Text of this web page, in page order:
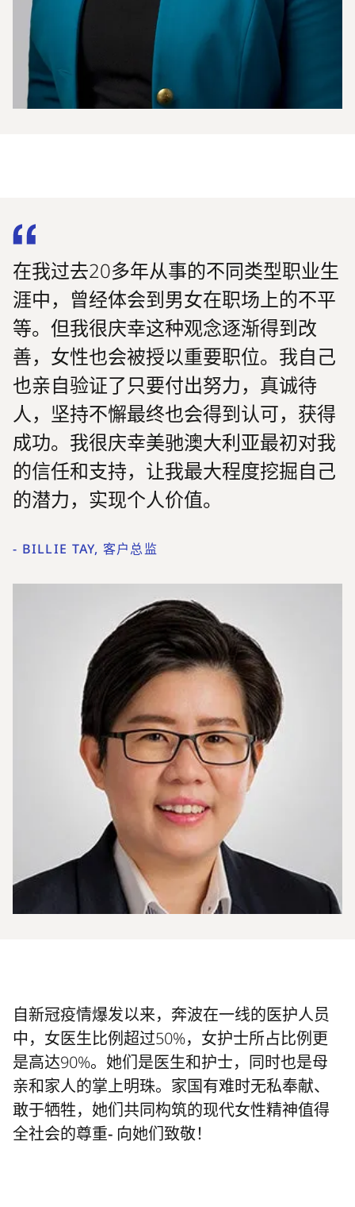
在我过去20多年从事的不同类型职业生
涯中，曾经体会到男女在职场上的不平
等。但我很庆幸这种观念逐渐得到改
善，女性也会被授以重要职位。我自己
也亲自验证了只要付出努力，真诚待
人，坚持不懈最终也会得到认可，获得
成功。我很庆幸美驰澳大利亚最初对我
的信任和支持，让我最大程度挖掘自己
的潜力，实现个人价值。
- BILLIE TAY, 客户总监
自新冠疫情爆发以来，奔波在一线的医护人员
中，女医生比例超过50%，女护士所占比例更
是高达90%。 她们是医生和护士，同时也是母
亲和家人的掌上明珠。家国有难时无私奉献、
敢于牺牲，她们共同构筑的现代女性精神值得
全社会的尊重- 向她们致敬！